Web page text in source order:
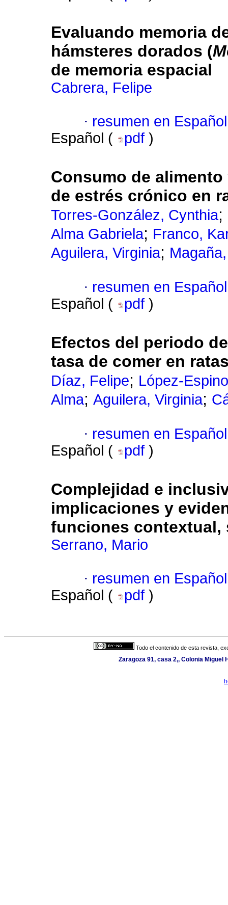
Evaluando memoria
hámsteres dorados (
de memoria espacial
Cabrera, Felipe
· resumen en Español
Español (
pdf )
Consumo de
de estrés crónico en
Torres-González, Cynthia;
Alma Gabriela; Franco,
Aguilera, Virginia;
· resumen en Español
Español (
pdf )
Efectos del periodo
tasa de comer en
Díaz, Felipe; López-
Alma; Aguilera, Virginia;
· resumen en Español
Español (
pdf )
Complejidad e
implicaciones y
funciones contextual,
Serrano, Mario
· resumen en Español
Español (
pdf )
Todo el contenido de esta revista,
Zaragoza 91, casa 2,, Colonia Miguel